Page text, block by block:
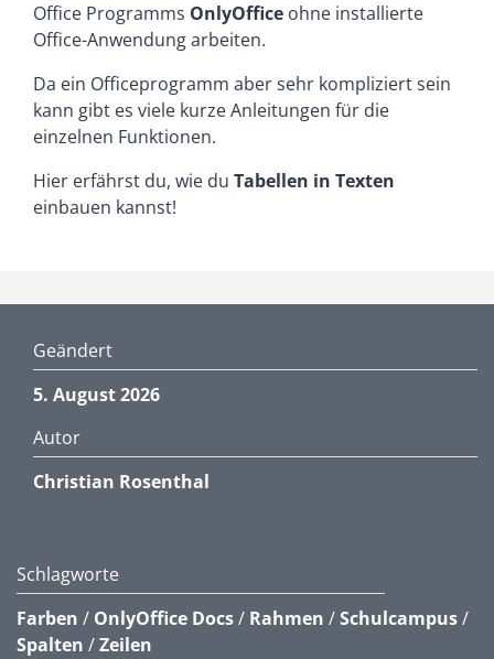
Office Programms OnlyOffice ohne installierte
Office-Anwendung arbeiten.
Da ein Officeprogramm aber sehr kompliziert sein
kann gibt es viele kurze Anleitungen für die
einzelnen Funktionen.
Hier erfährst du, wie du Tabellen in Texten
einbauen kannst!
Geändert
5. August 2026
Autor
Christian Rosenthal
Schlagworte
Farben / OnlyOffice Docs/ Rahmen /Schulcampus/
Spalten /Zeilen